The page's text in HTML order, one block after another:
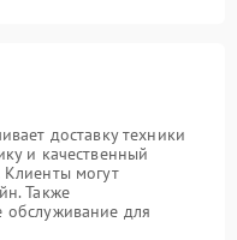
доставку техники
и качественный
могут
Также
обслуживание для